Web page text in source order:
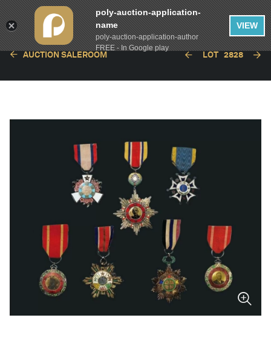
简体中文
AUCTION SALEROOM LOT 2828
poly-auction-application-
name
poly-auction-application-author
FREE - In Google play
VIEW